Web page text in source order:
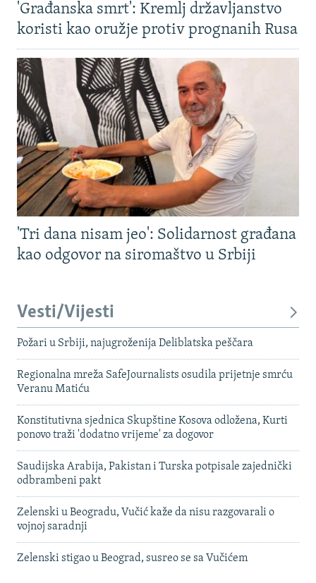
'Građanska smrt': Kremlj državljanstvo
koristi kao oružje protiv prognanih Rusa
'Tri dana nisam jeo': Solidarnost građana
kao odgovor na siromaštvo u Srbiji
Vesti/Vijesti
Požari u Srbiji, najugroženija Deliblatska peščara
Regionalna mreža SafeJournalists osudila prijetnje smrću
Veranu Matiću
Konstitutivna sjednica Skupštine Kosova odložena, Kurti
ponovo traži 'dodatno vrijeme' za dogovor
Saudijska Arabija, Pakistan i Turska potpisale zajednički
odbrambeni pakt
Zelenski u Beogradu, Vučić kaže da nisu razgovarali o
vojnoj saradnji
Zelenski stigao u Beograd, susreo se sa Vučićem